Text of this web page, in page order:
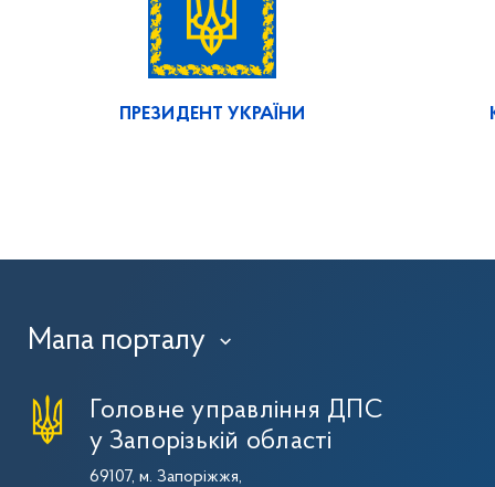
ПРЕЗИДЕНТ УКРАЇНИ
Мапа порталу ›
Головне управління ДПС
у Запорізькій області
69107, м. Запоріжжя,